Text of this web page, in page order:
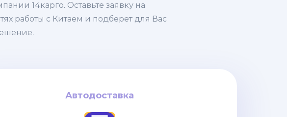
14карго. Оставьте заявку на
работы с Китаем и подберет для Вас
Автодоставка
Автодоставка